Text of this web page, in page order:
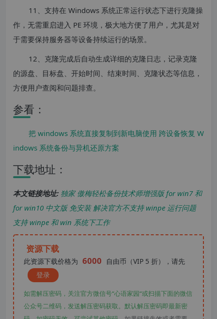
11、支持在 Windows 系统正常运行状态下进行克隆操
作，无需重启进入 PE 环境，极大地方便了用户，尤其是对
于需要保持服务器等设备持续运行的场景。
12、克隆完成后自动生成详细的克隆日志，记录克隆
的源盘、目标盘、开始时间、结束时间、克隆状态等信息，
方便用户查阅和问题排查。
参看：
把 windows 系统直接复制到新电脑使用 跨设备恢复 W
indows 系统备份与异机还原方案
下载地址：
本文链接地址: 独家 傲梅轻松备份技术师增强版 for win7 和
for win10 中文版 免安装 解决官方不支持 winpe 运行问题
支持 winpe 和 win 系统下工作
资源下载
此资源下载价格为 6000
自由币（VIP 5 折），请先
登录
如需解压密码，关注官方微信号“心语家园“或扫描下面的微信
公众号二维码，发送解压密码获取。默认解压密码即最新密